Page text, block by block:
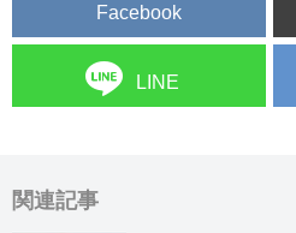
Facebook
LINE
関連記事